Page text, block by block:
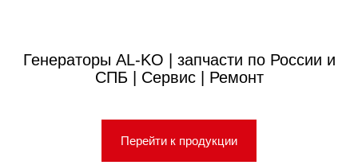
Генераторы AL-KO | запчасти по России и
СПБ | Сервис | Ремонт
Перейти к продукции